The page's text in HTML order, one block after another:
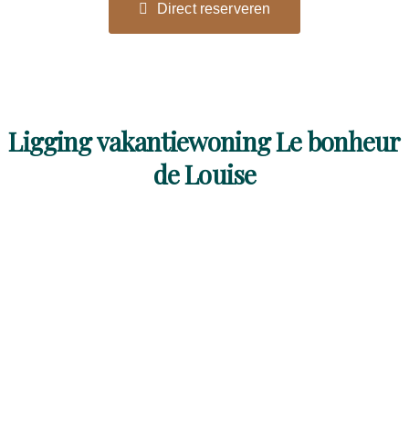
Direct reserveren
Ligging vakantiewoning Le bonheur
de Louise